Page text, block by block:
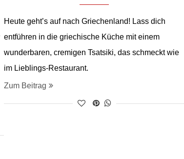
Heute geht’s auf nach Griechenland! Lass dich
entführen in die griechische Küche mit einem
wunderbaren, cremigen Tsatsiki, das schmeckt wie
im Lieblings-Restaurant.
Zum Beitrag